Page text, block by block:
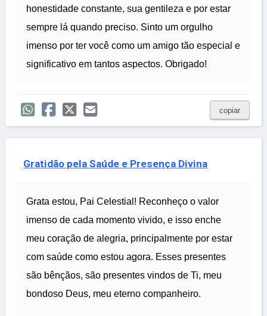
honestidade constante, sua gentileza e por estar
sempre lá quando preciso. Sinto um orgulho
imenso por ter você como um amigo tão especial e
significativo em tantos aspectos. Obrigado!
copiar
Gratidão pela Saúde e Presença Divina
Grata estou, Pai Celestial! Reconheço o valor
imenso de cada momento vivido, e isso enche
meu coração de alegria, principalmente por estar
com saúde como estou agora. Esses presentes
são bênçãos, são presentes vindos de Ti, meu
bondoso Deus, meu eterno companheiro.